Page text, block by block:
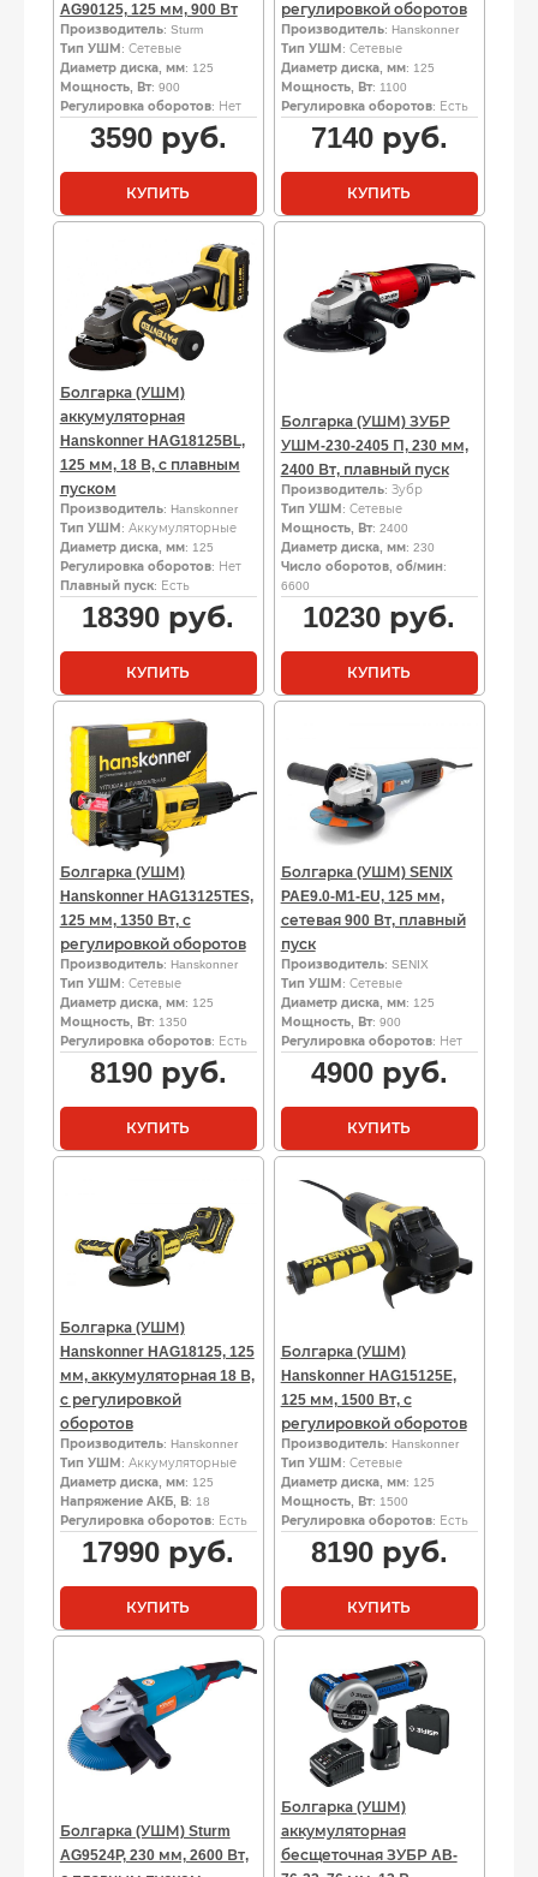
AG90125, 125 мм, 900 Вт
Производитель: Sturm
Тип УШМ : Сетевые
Диаметр диска, мм: 125
Мощность, Вт: 900
Регулировка оборотов: Нет
3590руб.
КУПИТЬ
регулировкой оборотов
Производитель: Hanskonner
Тип УШМ : Сетевые
Диаметр диска, мм: 125
Мощность, Вт: 1100
Регулировка оборотов: Есть
7140руб.
КУПИТЬ
Болгарка (УШМ)
аккумуляторная
Hanskonner HAG18125BL,
125 мм, 18 В, с плавным
пуском
Производитель: Hanskonner
Тип УШМ : Аккумуляторные
Диаметр диска, мм: 125
Регулировка оборотов: Нет
Плавный пуск: Есть
18390 руб.
КУПИТЬ
Болгарка (УШМ) ЗУБР
УШМ-230-2405 П, 230 мм,
2400 Вт, плавный пуск
Производитель: Зубр
Тип УШМ : Сетевые
Мощность, Вт: 2400
Диаметр диска, мм: 230
Число оборотов, об/мин:
6600
10230 руб.
КУПИТЬ
Болгарка (УШМ)
Hanskonner HAG13125TES,
125 мм, 1350 Вт, с
регулировкой оборотов
Производитель: Hanskonner
Тип УШМ : Сетевые
Диаметр диска, мм: 125
Мощность, Вт: 1350
Регулировка оборотов: Есть
8190руб.
КУПИТЬ
Болгарка (УШМ) SENIX
PAE9.0-M1-EU, 125 мм,
сетевая 900 Вт, плавный
пуск
Производитель: SENIX
Тип УШМ : Сетевые
Диаметр диска, мм: 125
Мощность, Вт: 900
Регулировка оборотов: Нет
4900руб.
КУПИТЬ
Болгарка (УШМ)
Hanskonner HAG18125, 125
мм, аккумуляторная 18 В,
с регулировкой
оборотов
Производитель: Hanskonner
Тип УШМ : Аккумуляторные
Диаметр диска, мм: 125
Напряжение АКБ, В: 18
Регулировка оборотов: Есть
17990 руб.
КУПИТЬ
Болгарка (УШМ)
Hanskonner HAG15125E,
125 мм, 1500 Вт, с
регулировкой оборотов
Производитель: Hanskonner
Тип УШМ : Сетевые
Диаметр диска, мм: 125
Мощность, Вт: 1500
Регулировка оборотов: Есть
8190руб.
КУПИТЬ
Болгарка (УШМ) Sturm
AG9524P, 230 мм, 2600 Вт,
Болгарка (УШМ)
аккумуляторная
бесщеточная ЗУБР AB-